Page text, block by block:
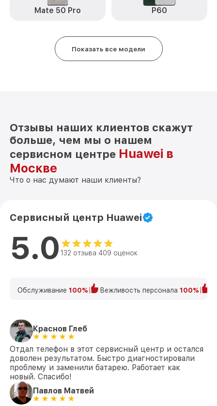
Замена вибромотора nova Y91 Huawei
Замена голосового динамика nova Y91
Mate 50 Pro P60
Показать все модели
Отзывы наших клиентов скажут
больше, чем мы о нашем
сервисном центре Huawei в
Москве
Что о нас думают наши клиенты?
Сервисный центр Huawei
5.0 132 отзыва 409 оценок
Обслуживание 100% Вежливость персонала 100%
Краснов Глеб
Отдал телефон в этот сервисный центр и остался
доволен результатом. Быстро диагностировали
проблему и заменили батарею. Работает как
новый. Спасибо!
Павлов Матвей